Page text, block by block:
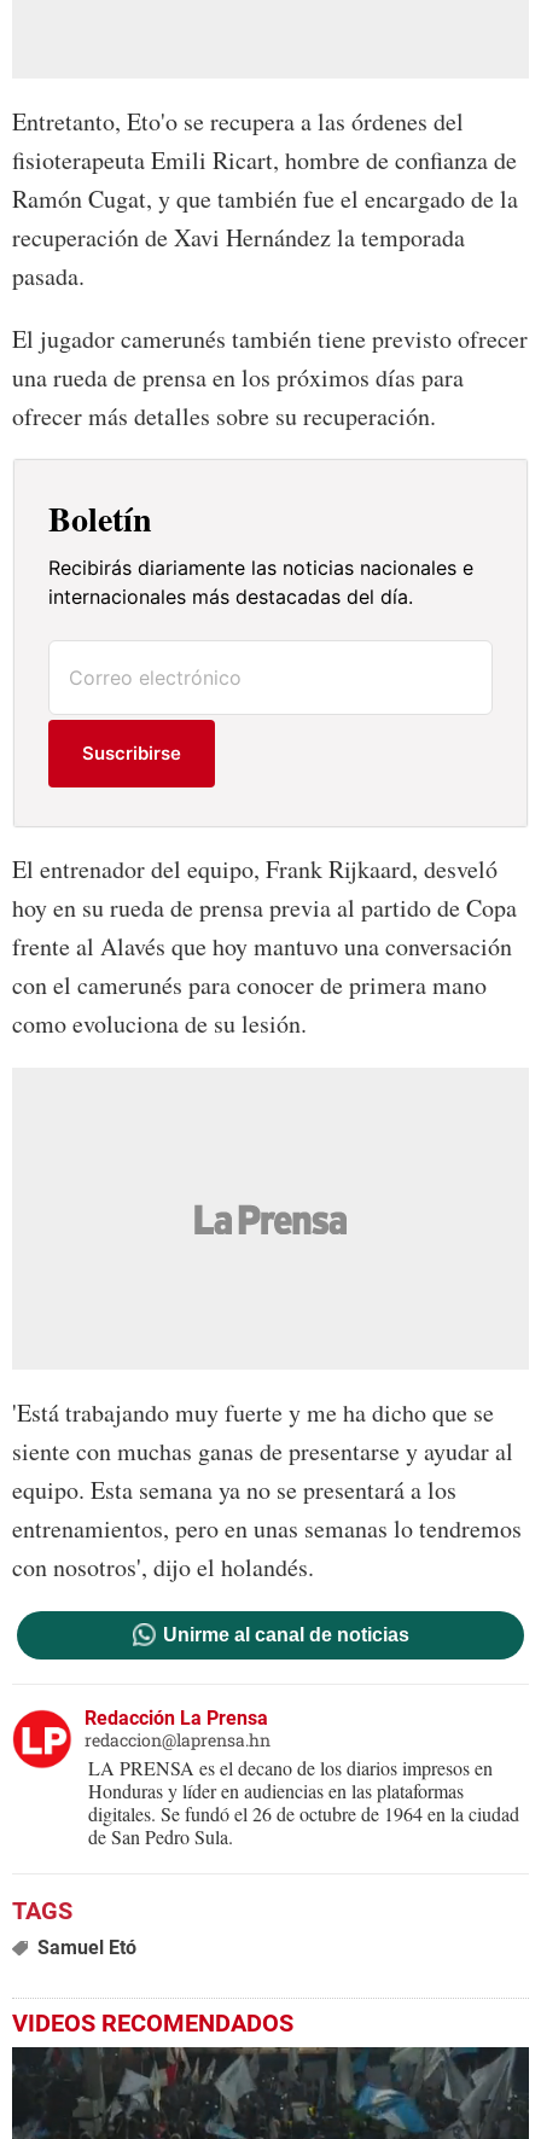
Entretanto, Eto'o se recupera a las órdenes del
fisioterapeuta Emili Ricart, hombre de confianza de
Ramón Cugat, y que también fue el encargado de la
recuperación de Xavi Hernández la temporada
pasada.
El jugador camerunés también tiene previsto ofrecer
una rueda de prensa en los próximos días para
ofrecer más detalles sobre su recuperación.
Boletín
Recibirás diariamente las noticias nacionales e
internacionales más destacadas del día.
Suscribirse
El entrenador del equipo, Frank Rijkaard, desveló
hoy en su rueda de prensa previa al partido de Copa
frente al Alavés que hoy mantuvo una conversación
con el camerunés para conocer de primera mano
como evoluciona de su lesión.
'Está trabajando muy fuerte y me ha dicho que se
siente con muchas ganas de presentarse y ayudar al
equipo. Esta semana ya no se presentará a los
entrenamientos, pero en unas semanas lo tendremos
con nosotros', dijo el holandés.
Unirme al canal de noticias
Redacción La Prensa
redaccion@laprensa.hn
LA PRENSA es el decano de los diarios impresos en
Honduras y líder en audiencias en las plataformas
digitales. Se fundó el 26 de octubre de 1964 en la ciudad
de San Pedro Sula.
Samuel Etó
VIDEOS RECOMENDADOS